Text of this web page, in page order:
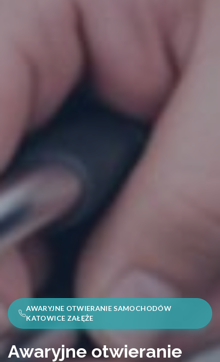
AWARYJNE OTWIERANIE SAMOCHODÓW
KATOWICE ZAŁĘŻE
Awaryjne otwieranie